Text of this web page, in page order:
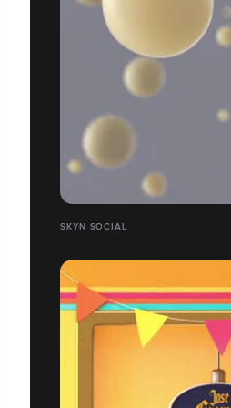
SKYN SOCIAL